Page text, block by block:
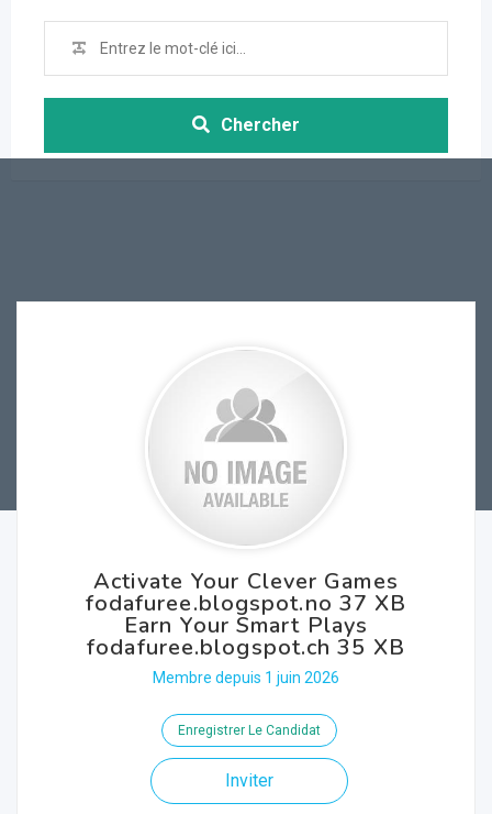
Chercher
Activate Your Clever Games
fodafuree.blogspot.no 37 XB
Earn Your Smart Plays
fodafuree.blogspot.ch 35 XB
Membre depuis 1 juin 2026
Enregistrer Le Candidat
Inviter